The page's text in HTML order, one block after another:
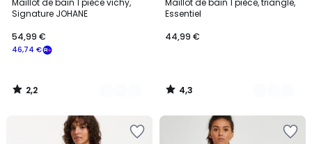
Maillot de bain 1 pièce vichy,
Signature JOHANE
€
souscrivez
notre
programme
46,74 €
54,99 €
Couleurs
2,2
/
Maillot de bain 1 pièce, triangle,
Essentiel
44,99 €
Couleurs
4,3
/